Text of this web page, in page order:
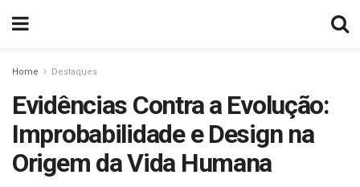
Home Destaques
Evidências Contra a Evolução:
Improbabilidade e Design na
Origem da Vida Humana